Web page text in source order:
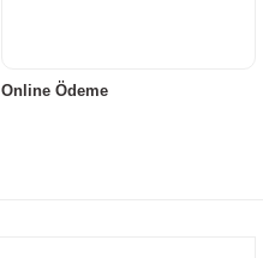
Online Ödeme